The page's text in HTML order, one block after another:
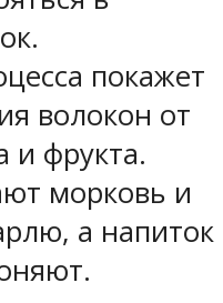
покажет
волокон от
и фрукта.
морковь и
а напиток